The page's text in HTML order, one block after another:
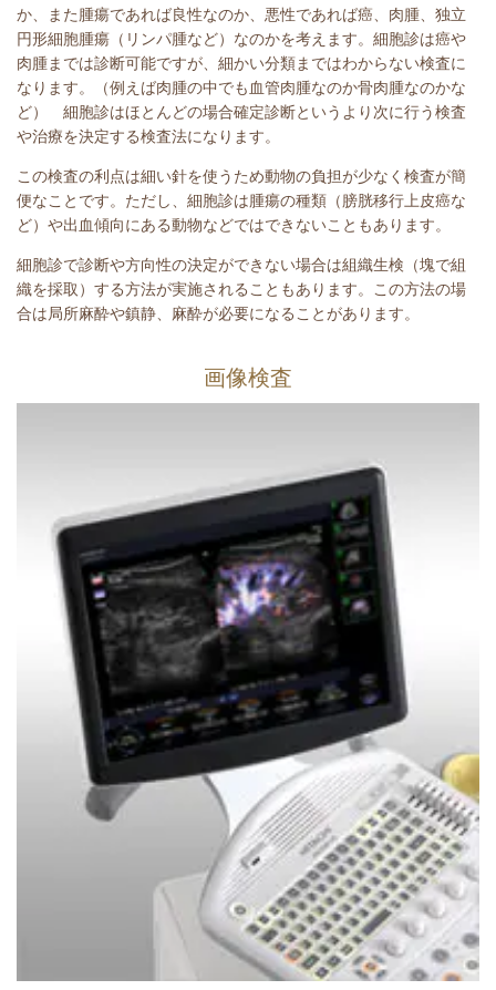
か、また腫瘍であれば良性なのか、悪性であれば癌、肉腫、独立
円形細胞腫瘍（リンパ腫など）なのかを考えます。細胞診は癌や
肉腫までは診断可能ですが、細かい分類まではわからない検査に
なります。（例えば肉腫の中でも血管肉腫なのか骨肉腫なのかな
ど） 細胞診はほとんどの場合確定診断というより次に行う検査
や治療を決定する検査法になります。
この検査の利点は細い針を使うため動物の負担が少なく検査が簡
便なことです。ただし、細胞診は腫瘍の種類（膀胱移行上皮癌な
ど）や出血傾向にある動物などではできないこともあります。
細胞診で診断や方向性の決定ができない場合は組織生検（塊で組
織を採取）する方法が実施されることもあります。この方法の場
合は局所麻酔や鎮静、麻酔が必要になることがあります。
画像検査